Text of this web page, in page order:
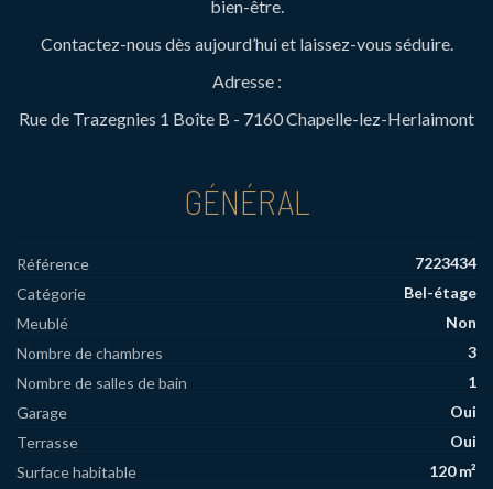
bien-être.
Contactez-nous dès aujourd’hui et laissez-vous séduire.
Adresse :
Rue de Trazegnies 1 Boîte B - 7160 Chapelle-lez-Herlaimont
GÉNÉRAL
Référence
7223434
Catégorie
Bel-étage
Meublé
Non
Nombre de chambres
3
Nombre de salles de bain
1
Garage
Oui
Terrasse
Oui
Surface habitable
120 m²